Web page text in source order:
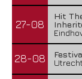
27-08
Hit
28-08
Utrecht